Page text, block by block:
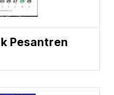
Pesantren